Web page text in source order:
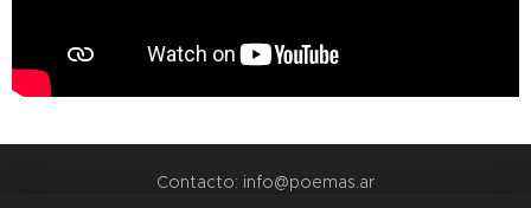
Contacto: info@poemas.ar